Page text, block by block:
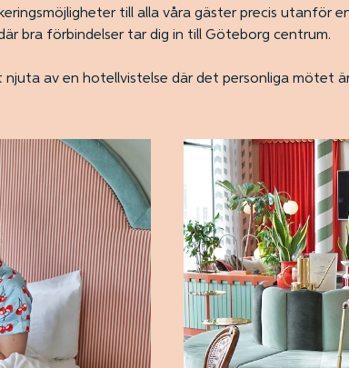
till alla våra gäster precis utanför
bra förbindelser tar dig in till Göteborg centrum.
njuta av en hotellvistelse där det personliga mötet